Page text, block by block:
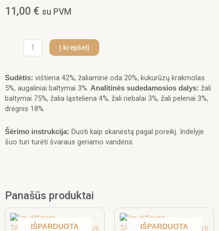
11,00 € su PVM
produkto
Dog
SNACKS
Vištienos
file
odos
pagaliukų
(plunksnos)
Į krepšelį
Sudėtis: vištiena 42%, žaliaminė oda 20%, kukurūzų krakmolas
5%, augaliniai baltymai 3%. Analitinės sudedamosios dalys: žali
baltymai 75%, žalia ląsteliena 4%, žali riebalai 3%, žali pelenai 3%,
drėgnis 18%.
Šėrimo instrukcija: Duoti kaip skanėstą pagal poreikį. Indelyje
šuo turi turėti švaraus geriamo vandens.
Panašūs produktai
IŠPARDUOTA IŠPARDUOTA